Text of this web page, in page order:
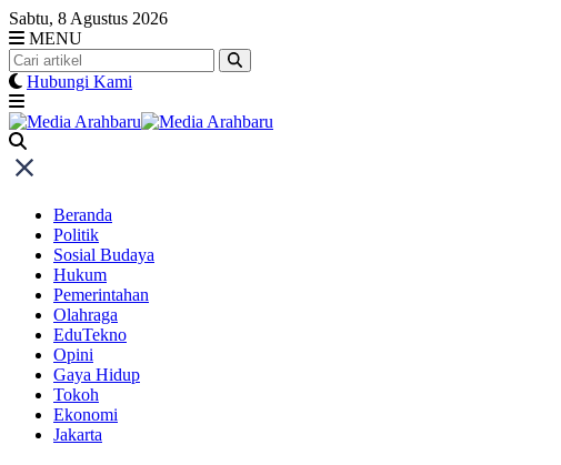
Skip
to
content
Sabtu, 8 Agustus 2026
MENU
Hubungi Kami
Beranda
Politik
Sosial Budaya
Hukum
Pemerintahan
Olahraga
EduTekno
Opini
Gaya Hidup
Tokoh
Ekonomi
Jakarta